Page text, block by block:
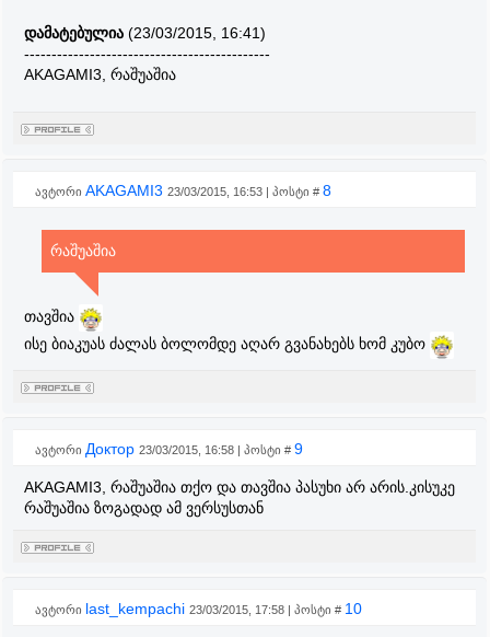
დამატებულია (23/03/2015, 16:41)
---------------------------------------------
AKAGAMI3, რაშუაშია
ავტორი AKAGAMI3 23/03/2015, 16:53 | პოსტი # 8
რაშუაშია
თავშია
ისე ბიაკუას ძალას ბოლომდე აღარ გვანახებს ხომ კუბო
ავტორი Доктор 23/03/2015, 16:58 | პოსტი # 9
AKAGAMI3, რაშუაშია თქო და თავშია პასუხი არ არის.კისუკე
რაშუაშია ზოგადად ამ ვერსუსთან
ავტორი last_kempachi 23/03/2015, 17:58 | პოსტი # 10